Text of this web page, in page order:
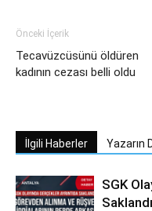
Önceki İçerik
Tecavüzcüsünü öldüren
kadının cezası belli oldu
İlgili Haberler Yazarın
SGK